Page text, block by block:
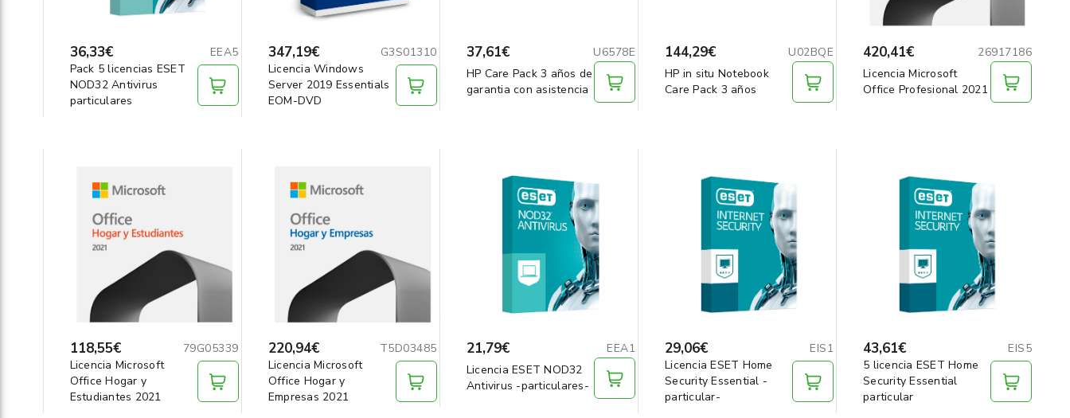
36,33€
EEA5
Pack 5 licencias ESET
NOD32 Antivirus
particulares
347,19€
G3S01310
Licencia Windows
Server 2019 Essentials
EOM-DVD
37,61€
U6578E
HP Care Pack 3 años de
garantia con asistencia
144,29€
U02BQE
HP in situ Notebook
Care Pack 3 años
420,41€
26917186
Licencia Microsoft
Office Profesional 2021
118,55€
79G05339
Licencia Microsoft
Office Hogar y
Estudiantes 2021
220,94€
T5D03485
Licencia Microsoft
Office Hogar y
Empresas 2021
21,79€
EEA1
Licencia ESET NOD32
Antivirus -particulares-
29,06€
EIS1
Licencia ESET Home
Security Essential -
particular-
43,61€
EIS5
5 licencia ESET Home
Security Essential
particular